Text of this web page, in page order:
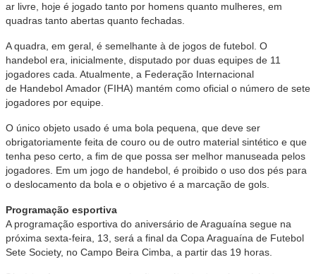
ar livre, hoje é jogado tanto por homens quanto mulheres, em
quadras tanto abertas quanto fechadas.
A quadra, em geral, é semelhante à de jogos de futebol. O
handebol era, inicialmente, disputado por duas equipes de 11
jogadores cada. Atualmente, a Federação Internacional
de Handebol Amador (FIHA) mantém como oficial o número de sete
jogadores por equipe.
O único objeto usado é uma bola pequena, que deve ser
obrigatoriamente feita de couro ou de outro material sintético e que
tenha peso certo, a fim de que possa ser melhor manuseada pelos
jogadores. Em um jogo de handebol, é proibido o uso dos pés para
o deslocamento da bola e o objetivo é a marcação de gols.
Programação esportiva
A programação esportiva do aniversário de Araguaína segue na
próxima sexta-feira, 13, será a final da Copa Araguaína de Futebol
Sete Society, no Campo Beira Cimba, a partir das 19 horas.